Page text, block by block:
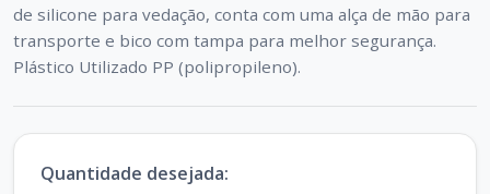
de silicone para vedação, conta com uma alça de mão para
transporte e bico com tampa para melhor segurança.
Quantidade desejada: